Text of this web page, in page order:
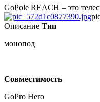
GoPole REACH – это
Описание Тип
монопод
Совместимость
GoPro Hero